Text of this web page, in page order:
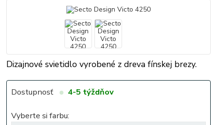
Dizajnové svietidlo vyrobené z dreva fínskej brezy.
Dostupnosť 4-5 týždňov
Vyberte si farbu: